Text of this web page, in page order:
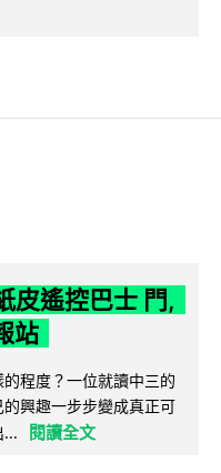
皮遙控巴士 門,
站
程度？一位就讀中三的
興趣一步步變成真正可
...
閱讀全文